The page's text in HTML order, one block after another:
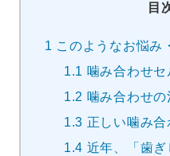
目
1 このようなお悩み
1.1 噛み合わせセ
1.2 噛み合わせの
1.3 正しい噛み
1.4 近年、「歯